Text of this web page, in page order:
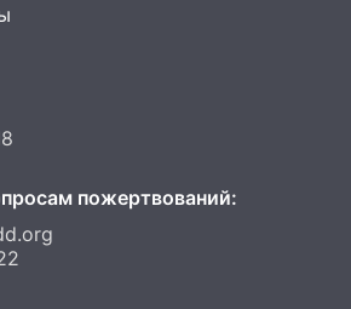
пожертвований: